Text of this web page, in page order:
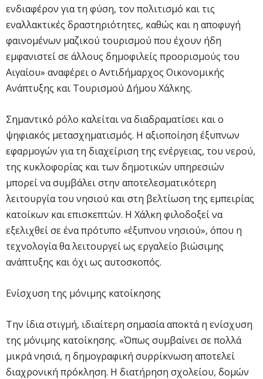
ενδιαφέρον για τη φύση, τον πολιτισμό και τις
εναλλακτικές δραστηριότητες, καθώς και η αποφυγή
φαινομένων μαζικού τουρισμού που έχουν ήδη
εμφανιστεί σε άλλους δημοφιλείς προορισμούς του
Αιγαίου» αναφέρει ο Αντιδήμαρχος Οικονομικής
Ανάπτυξης και Τουρισμού Δήμου Χάλκης.
Σημαντικό ρόλο καλείται να διαδραματίσει και ο
ψηφιακός μετασχηματισμός. Η αξιοποίηση έξυπνων
εφαρμογών για τη διαχείριση της ενέργειας, του νερού,
της κυκλοφορίας και των δημοτικών υπηρεσιών
μπορεί να συμβάλει στην αποτελεσματικότερη
λειτουργία του νησιού και στη βελτίωση της εμπειρίας
κατοίκων και επισκεπτών. Η Χάλκη φιλοδοξεί να
εξελιχθεί σε ένα πρότυπο «έξυπνου νησιού», όπου η
τεχνολογία θα λειτουργεί ως εργαλείο βιώσιμης
ανάπτυξης και όχι ως αυτοσκοπός.
Ενίσχυση της μόνιμης κατοίκησης
Την ίδια στιγμή, ιδιαίτερη σημασία αποκτά η ενίσχυση
της μόνιμης κατοίκησης. «Όπως συμβαίνει σε πολλά
μικρά νησιά, η δημογραφική συρρίκνωση αποτελεί
διαχρονική πρόκληση. Η διατήρηση σχολείου, δομών